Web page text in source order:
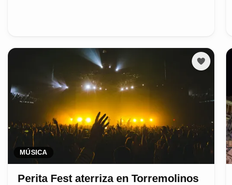
MÚSICA
Perita Fest aterriza en Torremolinos